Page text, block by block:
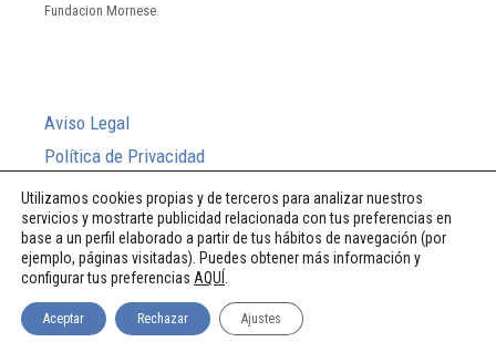
Fundacion Mornese.
Aviso Legal
Política de Privacidad
Política de Cookies
Sistema Interno de Información
© 2026 Fundación Mornese
Utilizamos cookies propias y de terceros para analizar nuestros
servicios y mostrarte publicidad relacionada con tus preferencias en
base a un perfil elaborado a partir de tus hábitos de navegación (por
ejemplo, páginas visitadas). Puedes obtener más información y
configurar tus preferencias AQUÍ
Aceptar Rechazar Ajustes